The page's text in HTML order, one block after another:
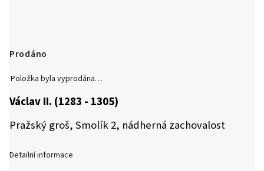
Prodáno
Položka byla vyprodána…
Václav II. (1283 - 1305)
Pražský groš, Smolík 2, nádherná zachovalost
Detailní informace